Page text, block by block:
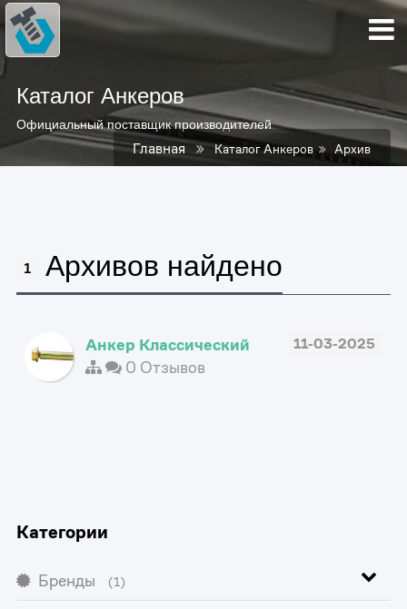
Главная Каталог Анкеров Архив
Каталог Анкеров
Официальный поставщик производителей
1 Архивов найдено
11-03-2025
Анкер Классический
0 Отзывов
Категории
Бренды (1)